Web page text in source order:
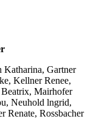
Katharina, Gartner
Kellner Renee,
Mairhofer
Neuhold lngrid,
Renate, Rossbacher